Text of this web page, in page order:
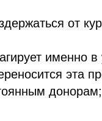
от
именно
эта
донорам;